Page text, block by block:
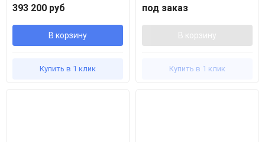
393 200 руб
В корзину
Купить в 1 клик
под заказ
В корзину
Купить в 1 клик